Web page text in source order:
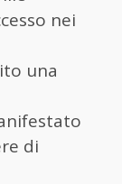
nei
una
di